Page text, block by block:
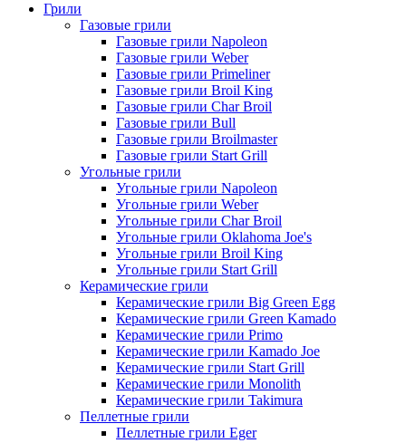
Грили
Газовые грили
Газовые грили Napoleon
Газовые грили Weber
Газовые грили Primeliner
Газовые грили Broil King
Газовые грили Char Broil
Газовые грили Bull
Газовые грили Broilmaster
Газовые грили Start Grill
Угольные грили
Угольные грили Napoleon
Угольные грили Weber
Угольные грили Char Broil
Угольные грили Oklahoma Joe's
Угольные грили Broil King
Угольные грили Start Grill
Керамические грили
Керамические грили Big Green Egg
Керамические грили Green Kamado
Керамические грили Primo
Керамические грили Kamado Joe
Керамические грили Start Grill
Керамические грили Monolith
Керамические грили Takimura
Пеллетные грили
Пеллетные грили Eger